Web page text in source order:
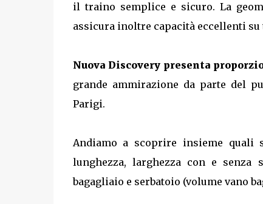
il traino semplice e sicuro. La
assicura inoltre capacità eccellenti
Nuova Discovery presenta
grande ammirazione da parte del
Parigi.
Andiamo a scoprire insieme quali
lunghezza, larghezza con e senza
bagagliaio e serbatoio (volume vano